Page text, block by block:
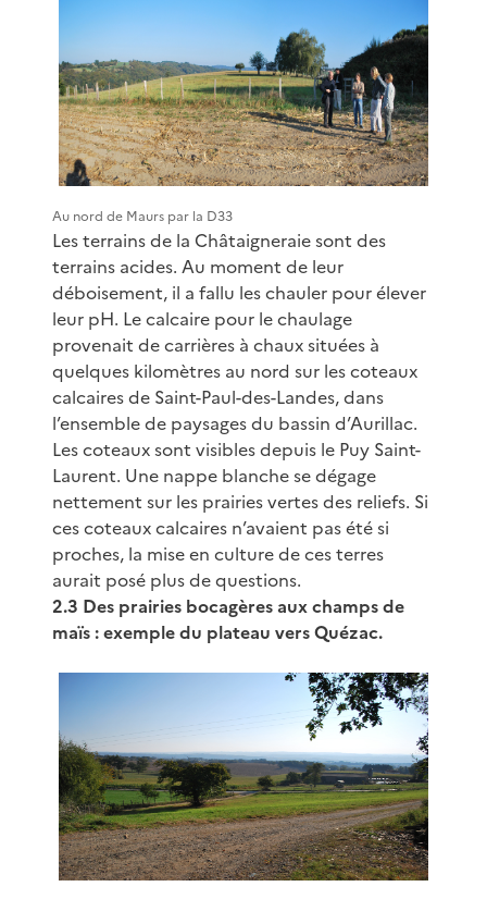
Au nord de Maurs par la D33
Les terrains de la Châtaigneraie sont des
terrains acides. Au moment de leur
déboisement, il a fallu les chauler pour élever
leur pH. Le calcaire pour le chaulage
provenait de carrières à chaux situées à
quelques kilomètres au nord sur les coteaux
calcaires de Saint-Paul-des-Landes, dans
l’ensemble de paysages du bassin d’Aurillac.
Les coteaux sont visibles depuis le Puy Saint-
Laurent. Une nappe blanche se dégage
nettement sur les prairies vertes des reliefs. Si
ces coteaux calcaires n’avaient pas été si
proches, la mise en culture de ces terres
aurait posé plus de questions.
2.3 Des prairies bocagères aux champs de
maïs : exemple du plateau vers Quézac.